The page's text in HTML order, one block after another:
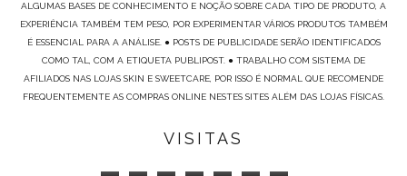
ALGUMAS BASES DE CONHECIMENTO E NOÇÃO SOBRE CADA TIPO DE PRODUTO, A
EXPERIÊNCIA TAMBÉM TEM PESO, POR EXPERIMENTAR VÁRIOS PRODUTOS TAMBÉM
É ESSENCIAL PARA A ANÁLISE. ● POSTS DE PUBLICIDADE SERÃO IDENTIFICADOS
COMO TAL, COM A ETIQUETA PUBLIPOST. ● TRABALHO COM SISTEMA DE
AFILIADOS NAS LOJAS SKIN E SWEETCARE, POR ISSO É NORMAL QUE RECOMENDE
FREQUENTEMENTE AS COMPRAS ONLINE NESTES SITES ALÉM DAS LOJAS FÍSICAS.
VISITAS